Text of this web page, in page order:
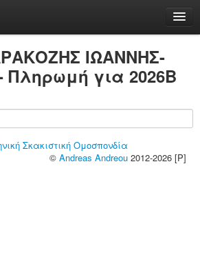
ΙΩΑΝΝΗΣ-
για 2026B
Σκακιστική Ομοσπονδία
© Andreas Andreou 2012-2026 [P]